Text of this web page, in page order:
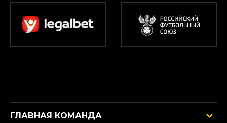
ГЛАВНАЯ КОМАНДА